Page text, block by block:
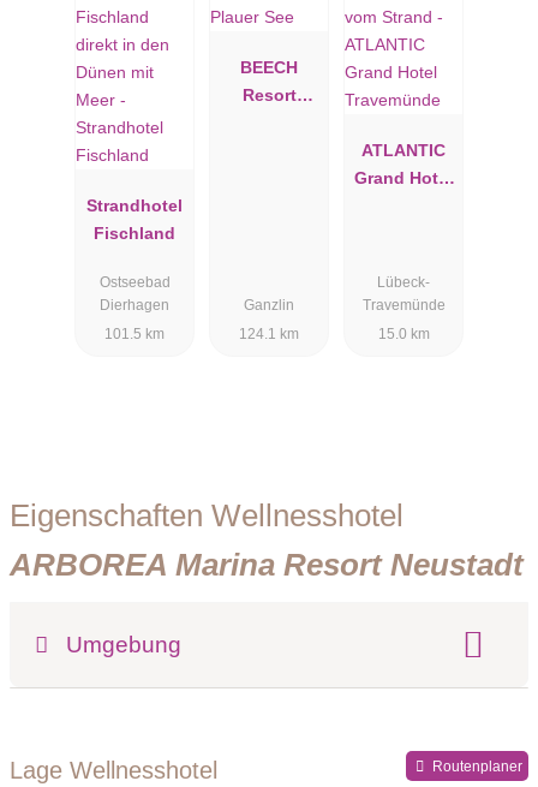
Strandhotel
Fischland
Ostseebad
Dierhagen
101.5 km
BEECH
Resort
Ganzlin
124.1 km
ATLANTIC
Grand Hotel
Lübeck-
Travemünde
15.0 km
Eigenschaften Wellnesshotel
ARBOREA Marina Resort Neustadt
Umgebung
Lage Wellnesshotel Routenplaner